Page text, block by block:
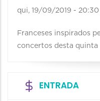
qui, 19/09/2019 - 20:30
Franceses inspirados
concertos desta quinta
ENTRADA